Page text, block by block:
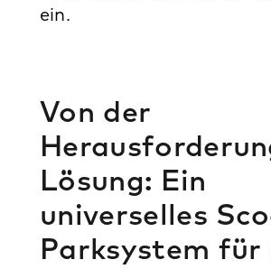
ein.
Von der
Lösung: Ein
universelles
Parksystem für